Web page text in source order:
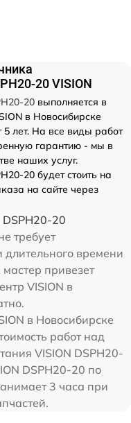
20 VISION
20 выполняется в
в Новосибирске
лет. На все виды работ
гарантию - мы в
наших услуг.
20 будет стоить на
на сайте через
DSPH20-20
требует
времени
привезет
VISION в
в Новосибирске
работ над
VISION DSPH20-
DSPH20-20 по
3 часа при